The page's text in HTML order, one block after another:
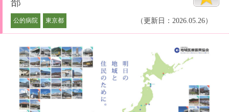
公的病院 東京都 （更新日：2026.05.26）